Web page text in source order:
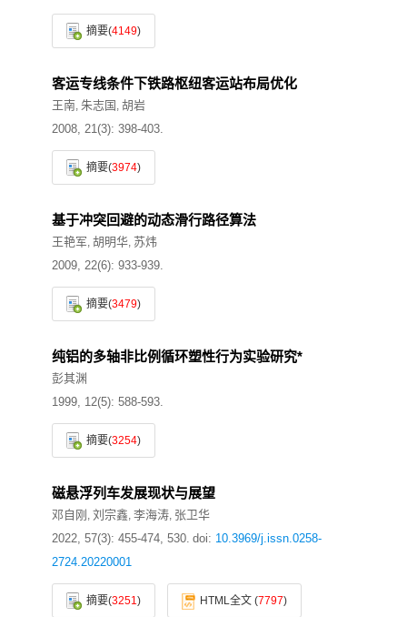
摘要(4149)
客运专线条件下铁路枢纽客运站布局优化
王南, 朱志国 , 胡岩
2008, 21(3): 398-403.
摘要(3974)
基于冲突回避的动态滑行路径算法
王艳军, 胡明华, 苏炜
2009, 22(6): 933-939.
摘要(3479)
纯铝的多轴非比例循环塑性行为实验研究*
彭其渊
1999, 12(5): 588-593.
摘要(3254)
磁悬浮列车发展现状与展望
邓自刚 , 刘宗鑫, 李海涛, 张卫华
2022, 57(3): 455-474, 530. doi: 10.3969/j.issn.0258-
2724.20220001
摘要(3251) HTML全文 (7797)